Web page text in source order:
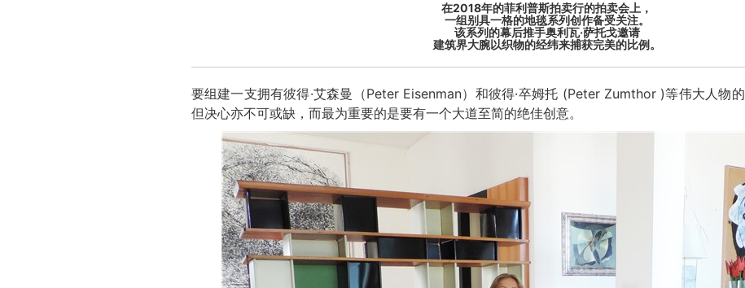
在2018年的菲利普斯拍卖行的拍卖会上，
一组别具一格的地毯系列创作备受关注。
该系列的幕后推手奥利瓦·萨托戈邀请
建筑界大腕以织物的经纬来捕获完美的比例。
要组建一支拥有彼得·艾森曼（Peter Eisenman）和彼得·卒姆托 (Peter Zumthor )等伟大人物
但决心亦不可或缺，而最为重要的是要有一个大道至简的绝佳创意。